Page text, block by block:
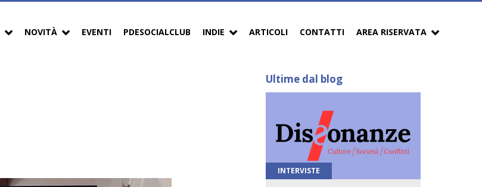
NOVITÀ EVENTI PDESOCIALCLUB INDIE ARTICOLI CONTATTI AREA RISERVATA
Ultime dal blog
INTERVISTE